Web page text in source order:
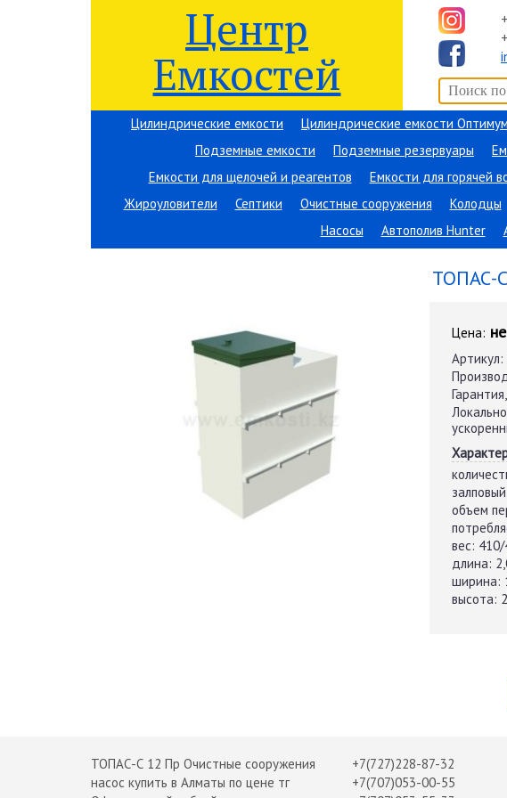
Центр
Емкостей
Цилиндрические емкости Цилиндрические емкости Оптимум
Подземные емкости
Подземные резервуары
Емкости для щелочей и реагентов
Емкости для горячей
Жироуловители
Септики Очистные сооружения Колодцы
Насосы
Автополив Hunter
Емкостное оборудование→Очистные
ТОПАС-
Цена:
Артикул:
объем
вес: 410/
длина:
ширина:
высота:
ТОПАС-С 12 Пр Очистные сооружения
насос купить в Алматы по цене тг
+7(727)228-87-32
+7(707)053-00-55